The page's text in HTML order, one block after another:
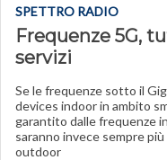
SPETTRO RADIO
Frequenze 5G,
servizi
Se le frequenze sotto il
devices indoor in ambito
garantito dalle frequenze
saranno invece sempre
outdoor